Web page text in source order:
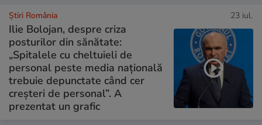
Știri România 23 iul.
Ilie Bolojan, despre criza
posturilor din sănătate:
„Spitalele cu cheltuieli de
personal peste media națională
trebuie depunctate când cer
creșteri de personal”. A
prezentat un grafic